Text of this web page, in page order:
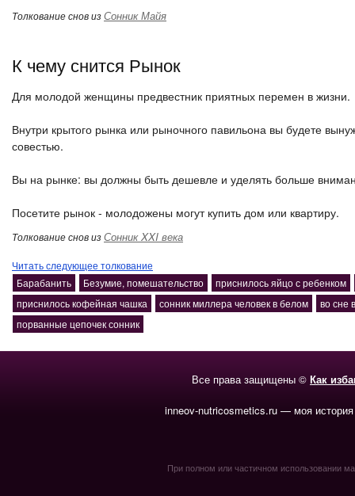
Толкование снов изСонник Майя
К чему снится Рынок
Для молодой женщины предвестник приятных перемен в жизни.
Внутри крытого рынка или рыночного павильона вы будете
совестью.
Вы на рынке: вы должны быть дешевле и уделять больше
Посетите рынок - молодожены могут купить дом или квартиру.
Толкование снов изСонник XXI века
Читать следующее толкование
Барабанить
Безумие, помешательство
приснилось яйцо с ребенком
приснилось кофейная чашка
сонник миллера человек в белом
во сне
порванные цепочек сонник
Все права защищены © Как
inneov-nutricosmetics.ru — моя
При полном или частичном использовании